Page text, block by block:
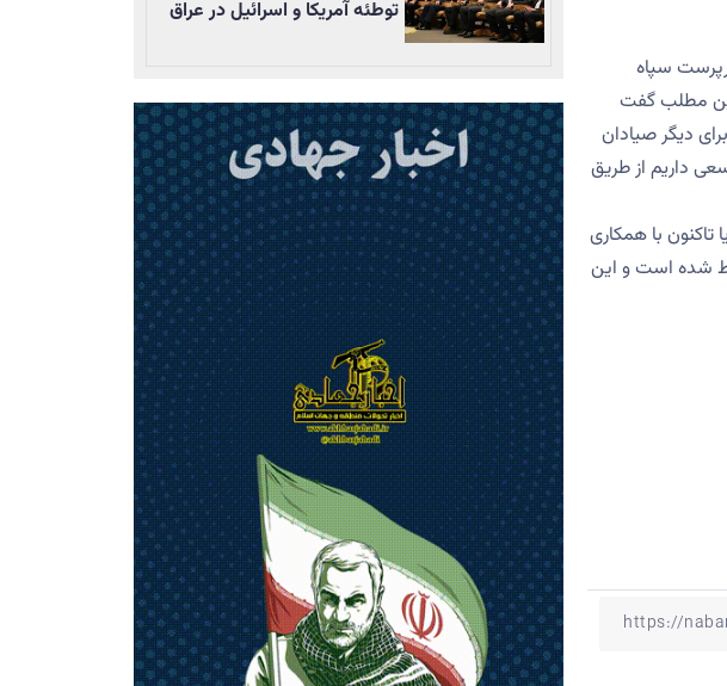
سپاه
مطلب گفت
دیگر صیادان
داریم از طریق
تاکنون با همکاری
خزر ضبط شده است و این
توطئه آمریکا و اسرائیل در عراق